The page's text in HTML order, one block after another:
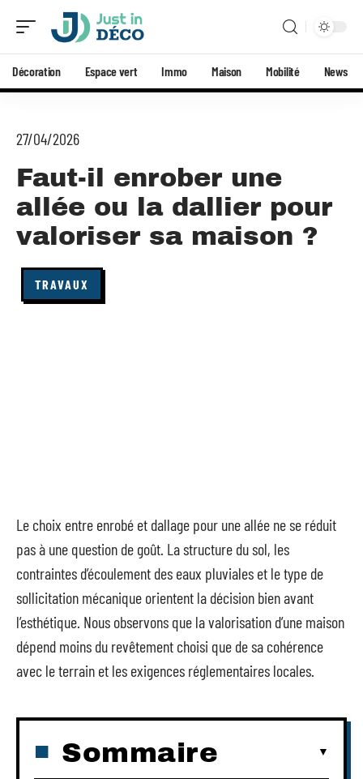
Décoration Espace vert Immo Maison Mobilité News
27/04/2026
Faut-il enrober une
allée ou la dallier pour
valoriser sa maison ?
TRAVAUX
Le choix entre enrobé et dallage pour une allée ne se réduit
pas à une question de goût. La structure du sol, les
contraintes d’écoulement des eaux pluviales et le type de
sollicitation mécanique orientent la décision bien avant
l’esthétique. Nous observons que la valorisation d’une maison
dépend moins du revêtement choisi que de sa cohérence
avec le terrain et les exigences réglementaires locales.
Sommaire